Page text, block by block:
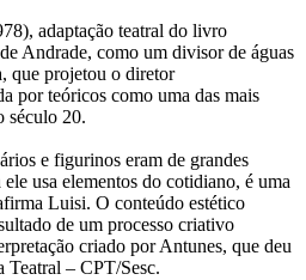
adaptação teatral do livro
Andrade, como um divisor de águas
que projetou o diretor
por teóricos como uma das mais
século 20.
e figurinos eram de grandes
usa elementos do cotidiano, é uma
Luisi. O conteúdo estético
de um processo criativo
criado por Antunes, que deu
Teatral – CPT/Sesc.